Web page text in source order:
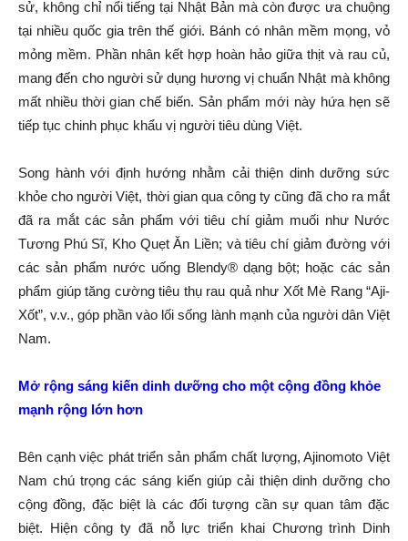
sử, không chỉ nổi tiếng tại Nhật Bản mà còn được ưa chuộng
tại nhiều quốc gia trên thế giới. Bánh có nhân mềm mọng, vỏ
mỏng mềm. Phần nhân kết hợp hoàn hảo giữa thịt và rau củ,
mang đến cho người sử dụng hương vị chuẩn Nhật mà không
mất nhiều thời gian chế biến. Sản phẩm mới này hứa hẹn sẽ
tiếp tục chinh phục khẩu vị người tiêu dùng Việt.
Song hành với định hướng nhằm cải thiện dinh dưỡng sức
khỏe cho người Việt, thời gian qua công ty cũng đã cho ra mắt
đã ra mắt các sản phẩm với tiêu chí giảm muối như Nước
Tương Phú Sĩ, Kho Quẹt Ăn Liền; và tiêu chí giảm đường với
các sản phẩm nước uống Blendy® dạng bột; hoặc các sản
phẩm giúp tăng cường tiêu thụ rau quả như Xốt Mè Rang “Aji-
Xốt”, v.v., góp phần vào lối sống lành mạnh của người dân Việt
Nam.
Mở rộng sáng kiến dinh dưỡng cho một cộng đồng khỏe
mạnh rộng lớn hơn
Bên cạnh việc phát triển sản phẩm chất lượng, Ajinomoto Việt
Nam chú trọng các sáng kiến giúp cải thiện dinh dưỡng cho
cộng đồng, đặc biệt là các đối tượng cần sự quan tâm đặc
biệt. Hiện công ty đã nỗ lực triển khai Chương trình Dinh